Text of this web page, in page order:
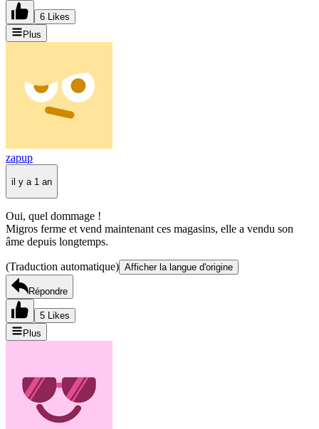
6 Likes
Plus
zapup
il y a 1 an
Oui, quel dommage !
Migros ferme et vend maintenant ces magasins, elle a vendu son
âme depuis longtemps.
(Traduction automatique) Afficher la langue d'origine
Répondre
5 Likes
Plus